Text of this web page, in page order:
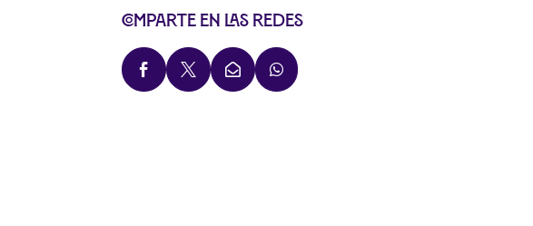
Comparte en las redes
   